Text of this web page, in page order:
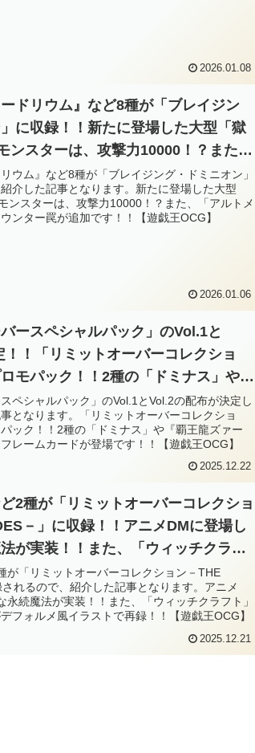
2026.01.08
ードリウム』など8種が「ブレイジン
に収録！！新たに登場した大型「獄
ンスターは、攻撃力10000！？また、
」にも優秀なカウンター罠が追加で
】
ウム』など8種が「ブレイジング・ドミニオン」
介した記事となります。新たに登場した大型
ンスターは、攻撃力10000！？また、「アルトメ
ンター罠が追加です！！【遊戯王OCG】
2026.01.06
バースペシャルパック」のVol.1と
！「リミットオーバーコレクショ
モパック！！2種の「ドミナス」や
ク』などにオーバーフレームカードが
戯王OCG】
スペシャルパック」のVol.1とVol.2の配布が決定し
となります。「リミットオーバーコレクショ
ック！！2種の「ドミナス」や『覇王龍ズァー
レームカードが登場です！！【遊戯王OCG】
2025.12.22
ど2種が「リミットオーバーコレクショ
－」に収録！！アニメDMに登場し
が実装！！また、「ウィッチクラフ
ードがデフォルメ風イラストで再
】
が「リミットオーバーコレクション－THE
れるので、紹介した記事となります。アニメ
永続魔法が実装！！また、「ウィッチクラフト」
フォルメ風イラストで再録！！【遊戯王OCG】
2025.12.21